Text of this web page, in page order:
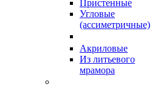
Пристенные
Угловые
(ассиметричные)
Акриловые
Из литьевого
мрамора